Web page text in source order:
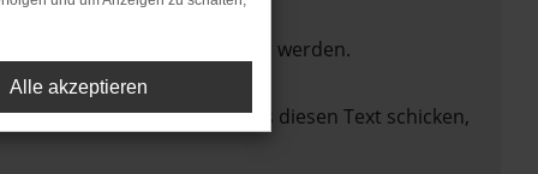
nicht mehr unterstützt werden.
zu beheben. Du kannst uns diesen Text schicken,
Alle akzeptieren